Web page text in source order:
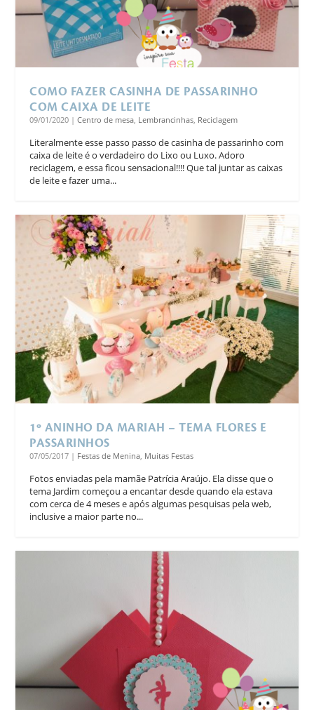
COMO FAZER CASINHA DE PASSARINHO
COM CAIXA DE LEITE
09/01/2020 |Centro de mesa Lembrancinhas Reciclagem
Literalmente esse passo passo de casinha de passarinho com
caixa de leite é o verdadeiro do Lixo ou Luxo. Adoro
reciclagem, e essa ficou sensacional!!!! Que tal juntar as caixas
de leite e fazer uma...
1º ANINHO DA MARIAH – TEMA FLORES E
PASSARINHOS
07/05/2017 | Festas de Menina Muitas Festas
Fotos enviadas pela mamãe Patrícia Araújo. Ela disse que o
tema Jardim começou a encantar desde quando ela estava
com cerca de 4 meses e após algumas pesquisas pela web,
inclusive a maior parte no...